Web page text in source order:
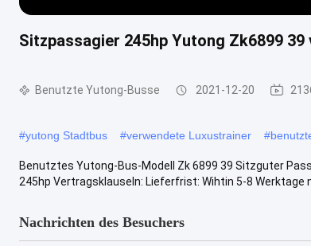
Sitzpassagier 245hp Yutong Zk6899
Benutzte Yutong-Busse 2021-12-20
#yutong Stadtbus #verwendete Luxustrainer #
Benutztes Yutong-Bus-Modell Zk 6899 39 Sitzguter
245hp Vertragsklauseln: Lieferfrist: Wihtin 5-8 Werktage
Nachrichten des Besuchers